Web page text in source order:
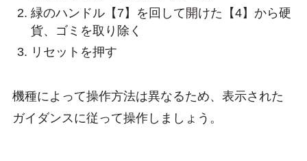
緑のハンドル【7】を回して開けた【4】から硬
貨、ゴミを取り除く
リセットを押す
機種によって操作方法は異なるため、表示された
ガイダンスに従って操作しましょう。